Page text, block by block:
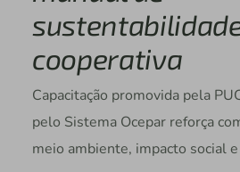
cooperativa
Capacitação promovida pela
pelo Sistema Ocepar reforça
meio ambiente, impacto social